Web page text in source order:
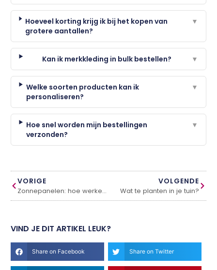
Hoeveel korting krijg ik bij het kopen van
grotere aantallen?
▼
Kan ik merkkleding in bulk bestellen? ▼
Welke soorten producten kan ik
personaliseren?
▼
Hoe snel worden mijn bestellingen
verzonden?
▼
VORIGE
Zonnepanelen: hoe werken deze?
VOLGENDE
Wat te planten in je tuin?
VIND JE DIT ARTIKEL LEUK?
Share on Facebook Share on Twitter